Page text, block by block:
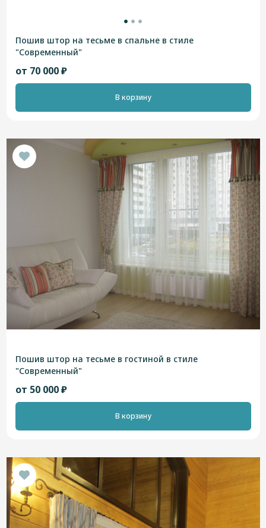
Пошив штор на тесьме в спальне в стиле
"Современный"
от 70 000 ₽
В корзину
Пошив штор на тесьме в гостиной в стиле
"Современный"
от 50 000 ₽
В корзину